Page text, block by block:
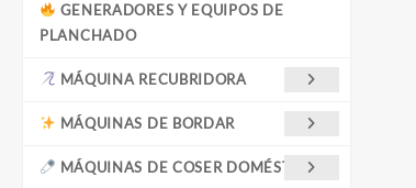
GENERADORES Y EQUIPOS DE
PLANCHADO
MÁQUINA RECUBRIDORA
MÁQUINAS DE BORDAR
MÁQUINAS DE COSER DOMÉSTICAS